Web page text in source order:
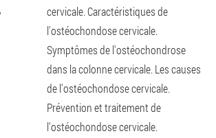
cervicale. Caractéristiques de
l'ostéochondose cervicale.
Symptômes de l'ostéochondrose
dans la colonne cervicale. Les causes
de l'ostéochondose cervicale.
Prévention et traitement de
l'ostéochondose cervicale.